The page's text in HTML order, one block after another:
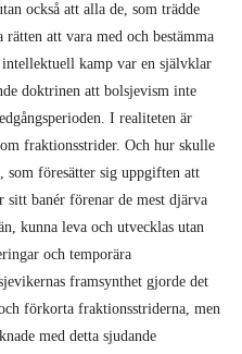
också att alla de, som trädde
att vara med och bestämma
kamp var en självklar
doktrinen att bolsjevism inte
I realiteten är
fraktionsstrider. Och hur skulle
som föresätter sig uppgiften att
sitt banér förenar de mest djärva
kunna leva och utvecklas utan
och temporära
framsynthet gjorde det
förkorta fraktionsstriderna, men
med detta sjudande